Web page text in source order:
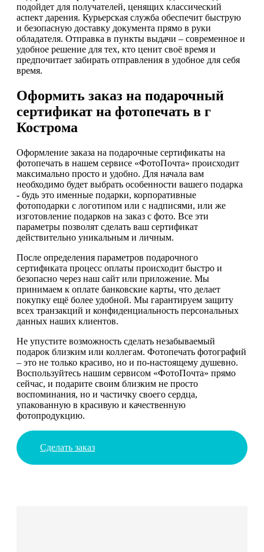
подойдет для получателей, ценящих классический
аспект дарения. Курьерская служба обеспечит быструю
и безопасную доставку документа прямо в руки
обладателя. Отправка в пункты выдачи – современное и
удобное решение для тех, кто ценит своё время и
предпочитает забирать отправления в удобное для себя
время.
Оформить заказ на подарочный
сертификат на фотопечать в г
Кострома
Оформление заказа на подарочные сертификаты на
фотопечать в нашем сервисе «ФотоПочта» происходит
максимально просто и удобно. Для начала вам
необходимо будет выбрать особенности вашего подарка
- будь это именные подарки, корпоративные
фотоподарки с логотипом или с надписями, или же
изготовление подарков на заказ с фото. Все эти
параметры позволят сделать ваш сертификат
действительно уникальным и личным.
После определения параметров подарочного
сертификата процесс оплаты происходит быстро и
безопасно через наш сайт или приложение. Мы
принимаем к оплате банковские карты, что делает
покупку ещё более удобной. Мы гарантируем защиту
всех транзакций и конфиденциальность персональных
данных наших клиентов.
Не упустите возможность сделать незабываемый
подарок близким или коллегам. Фотопечать фотографий
– это не только красиво, но и по-настоящему душевно.
Воспользуйтесь нашим сервисом «ФотоПочта» прямо
сейчас, и подарите своим близким не просто
воспоминания, но и частичку своего сердца,
упакованную в красивую и качественную
фотопродукцию.
Сделать заказ